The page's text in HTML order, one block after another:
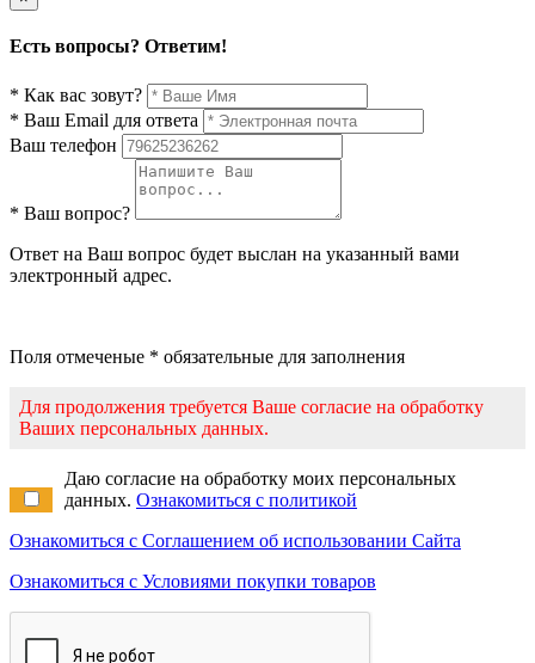
Есть вопросы? Ответим!
* Как вас зовут?
* Ваш Email для ответа
Ваш телефон
* Ваш вопрос?
Ответ на Ваш вопрос будет выслан на указанный вами
электронный адрес.
Поля отмеченые * обязательные для заполнения
Для продолжения требуется Ваше согласие на обработку
Ваших персональных данных.
Даю согласие на обработку моих персональных
данных. Ознакомиться с политикой
Ознакомиться с Соглашением об использовании Сайта
Ознакомиться с Условиями покупки товаров